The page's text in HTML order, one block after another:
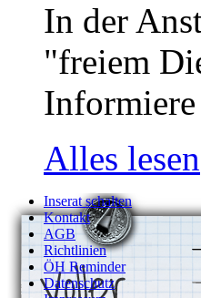
In der
"freiem
Alles lesen
Inserat schalten
Kontakt
AGB
Richtlinien
ÖH Reminder
Datenschutz